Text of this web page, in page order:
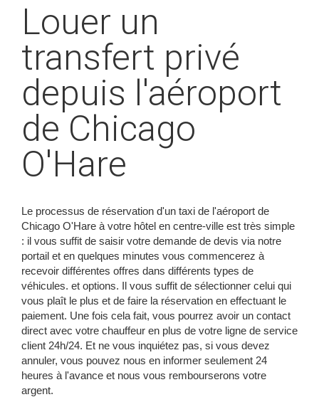
Louer un
transfert privé
depuis l'aéroport
de Chicago
O'Hare
Le processus de réservation d'un taxi de l'aéroport de
Chicago O'Hare à votre hôtel en centre-ville est très simple
: il vous suffit de saisir votre demande de devis via notre
portail et en quelques minutes vous commencerez à
recevoir différentes offres dans différents types de
véhicules. et options. Il vous suffit de sélectionner celui qui
vous plaît le plus et de faire la réservation en effectuant le
paiement. Une fois cela fait, vous pourrez avoir un contact
direct avec votre chauffeur en plus de votre ligne de service
client 24h/24. Et ne vous inquiétez pas, si vous devez
annuler, vous pouvez nous en informer seulement 24
heures à l'avance et nous vous rembourserons votre
argent.